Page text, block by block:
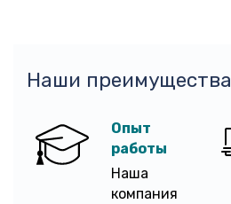
Наши преимущества
Опыт
работы
Наша
компания